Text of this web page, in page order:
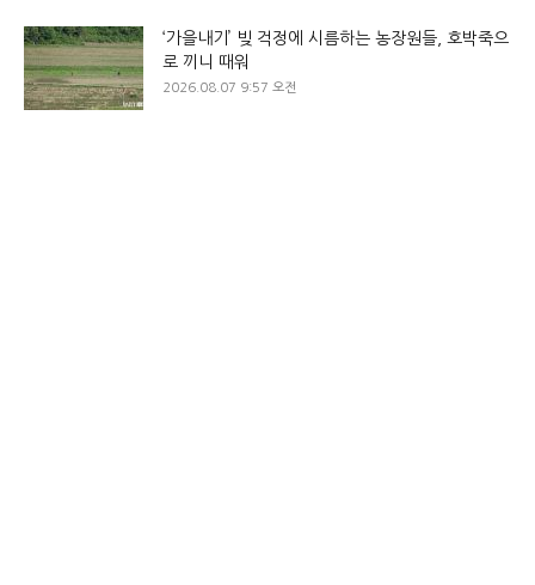
‘가을내기’ 빚 걱정에 시름하는 농장원들, 호박죽으
로 끼니 때워
2026.08.07 9:57 오전